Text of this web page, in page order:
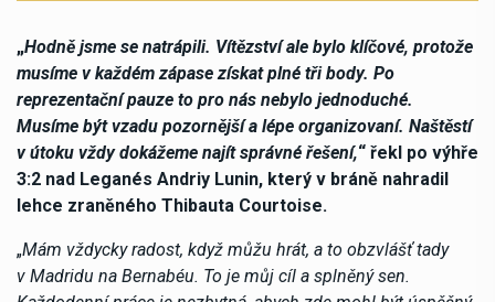
„Hodně jsme se natrápili. Vítězství ale bylo klíčové, protože
musíme v každém zápase získat plné tři body. Po
reprezentační pauze to pro nás nebylo jednoduché.
Musíme být vzadu pozornější a lépe organizovaní. Naštěstí
v útoku vždy dokážeme najít správné řešení,“ řekl po výhře
3:2 nad Leganés Andriy Lunin, který v bráně nahradil
lehce zraněného Thibauta Courtoise.
„Mám vždycky radost, když můžu hrát, a to obzvlášť tady
v Madridu na Bernabéu. To je můj cíl a splněný sen.